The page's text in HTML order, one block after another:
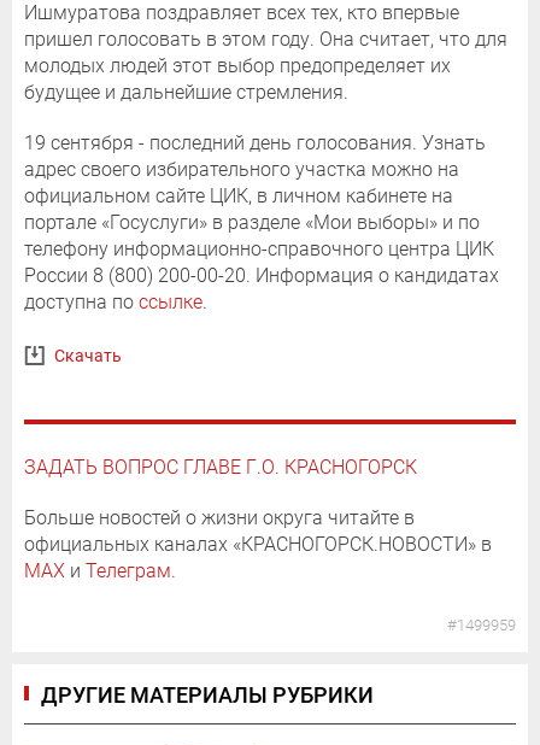
Ишмуратова поздравляет всех тех, кто впервые
пришел голосовать в этом году. Она считает, что для
молодых людей этот выбор предопределяет их
будущее и дальнейшие стремления.
19 сентября - последний день голосования. Узнать
адрес своего избирательного участка можно на
официальном сайте ЦИК, в личном кабинете на
портале «Госуслуги» в разделе «Мои выборы» и по
телефону информационно-справочного центра ЦИК
России 8 (800) 200-00-20. Информация о кандидатах
доступна по ссылке.
Скачать
ЗАДАТЬ ВОПРОС ГЛАВЕ Г.О. КРАСНОГОРСК
Больше новостей о жизни округа читайте в
официальных каналах «КРАСНОГОРСК.НОВОСТИ» в
MAX и Телеграм.
#1499959
ДРУГИЕ МАТЕРИАЛЫ РУБРИКИ